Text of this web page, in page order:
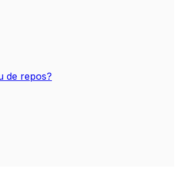
de repos?